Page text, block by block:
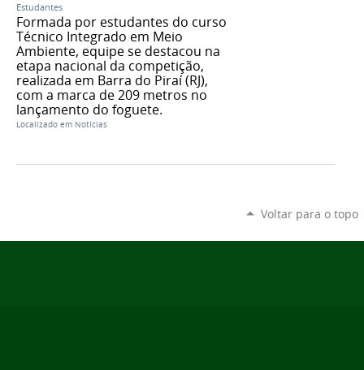
Estudantes
Formada por estudantes do curso
Técnico Integrado em Meio
Ambiente, equipe se destacou na
etapa nacional da competição,
realizada em Barra do Piraí (RJ),
com a marca de 209 metros no
lançamento do foguete.
Localizado em Notícias
Voltar para o topo